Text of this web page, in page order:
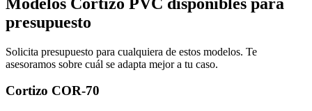
presupuesto
Solicita presupuesto para cualquiera de estos modelos. Te
asesoramos sobre cuál se adapta mejor a tu caso.
Cortizo COR-70